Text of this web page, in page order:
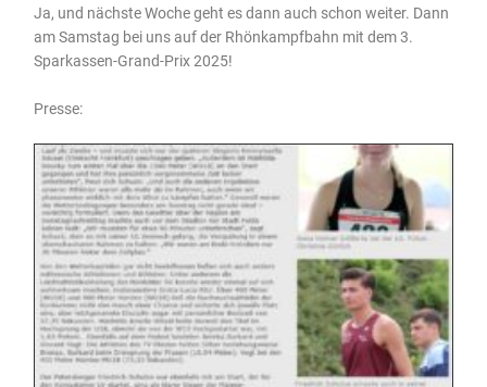
Ja, und nächste Woche geht es dann auch schon weiter. Dann
am Samstag bei uns auf der Rhönkampfbahn mit dem 3.
Sparkassen-Grand-Prix 2025!
Presse: